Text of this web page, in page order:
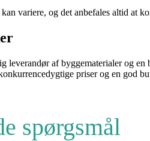
variere, og det anbefales altid at
leverandør af byggematerialer og
priser og en god
spørgsmål